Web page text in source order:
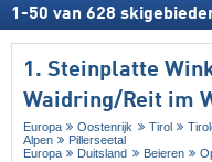
1 -50 van 628
1. Steinplatte
Waidring/​Reit im
Europa Oostenrijk Tirol
Alpen
Pillerseetal
Europa
Duitsland Beieren